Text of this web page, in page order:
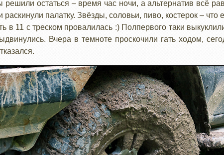
остаться – время час ночи, а альтернатив всё
раскинули палатку. Звёзды, соловьи, пиво, костерок –
в 11 с треском провалилась :) Полпервого таки
Вчера в темноте проскочили гать ходом,